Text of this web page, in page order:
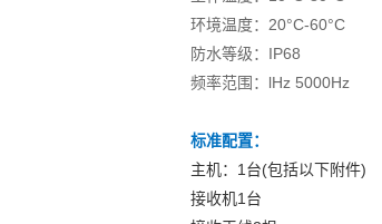
环境温度：20°C-60°C
防水等级：IP68
频率范围：lHz 5000Hz
标准配置：
主机：1台(包括以下附件)
接收机1台